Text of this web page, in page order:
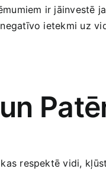
ir​ jāinvestē
ietekmi uz​
respektē vidi,⁢